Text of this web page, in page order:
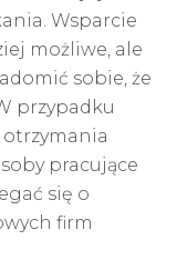
Wsparcie
możliwe, ale
sobie, że
przypadku
pracujące
się o
firm